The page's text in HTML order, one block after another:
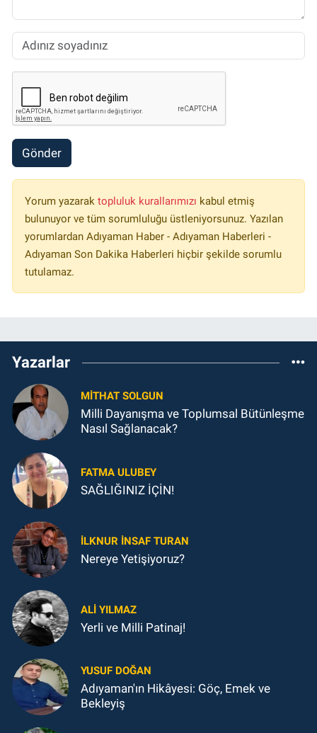
Gönder
Yorum yazarak topluluk kurallarımızı kabul etmiş
bulunuyor ve tüm sorumluluğu üstleniyorsunuz. Yazılan
yorumlardan Adıyaman Haber - Adıyaman Haberleri -
Adıyaman Son Dakika Haberleri hiçbir şekilde sorumlu
tutulamaz.
Yazarlar
MITHAT SOLGUN
Milli Dayanışma ve Toplumsal Bütünleşme
Nasıl Sağlanacak?
FATMA ULUBEY
SAĞLIĞINIZ İÇİN!
İLKNUR İNSAF TURAN
Nereye Yetişiyoruz?
ALI YILMAZ
Yerli ve Milli Patinaj!
YUSUF DOĞAN
Adıyaman'ın Hikâyesi: Göç, Emek ve
Bekleyiş